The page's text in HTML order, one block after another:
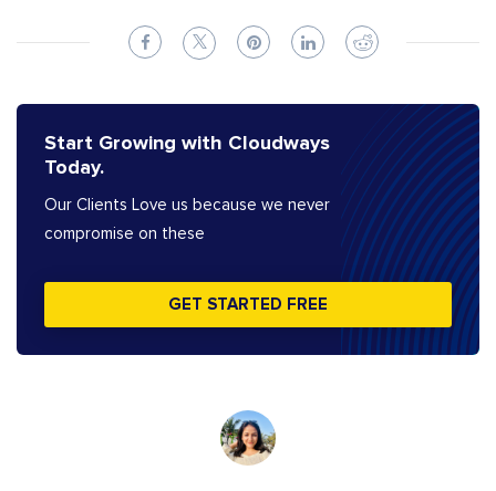
Start Growing with Cloudways
Today.
Our Clients Love us because we never
compromise on these
GET STARTED FREE